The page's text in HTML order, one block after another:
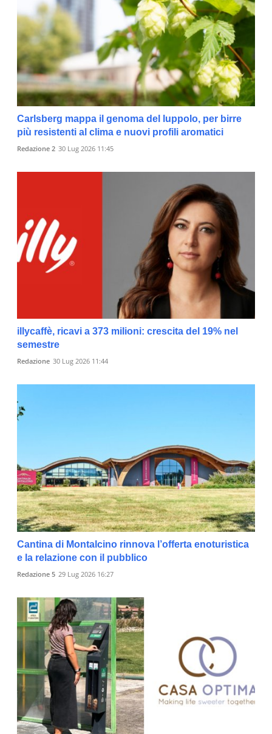
Carlsberg mappa il genoma del luppolo, per birre
più resistenti al clima e nuovi profili aromatici
Redazione 2 30 Lug 2026 11:45
illycaffè, ricavi a 373 milioni: crescita del 19% nel
semestre
Redazione 30 Lug 2026 11:44
Cantina di Montalcino rinnova l’offerta enoturistica
e la relazione con il pubblico
Redazione 5 29 Lug 2026 16:27